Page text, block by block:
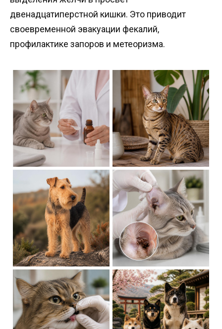
двенадцатиперстной кишки. Это приводит
своевременной эвакуации фекалий,
профилактике запоров и метеоризма.